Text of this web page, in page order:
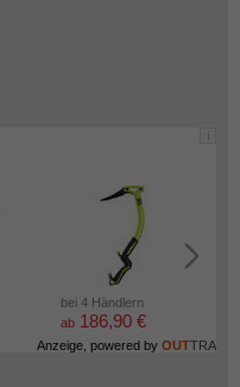
i
bei 4 Händlern
ab 186,90 €
Anzeige, powered by OUTTRA